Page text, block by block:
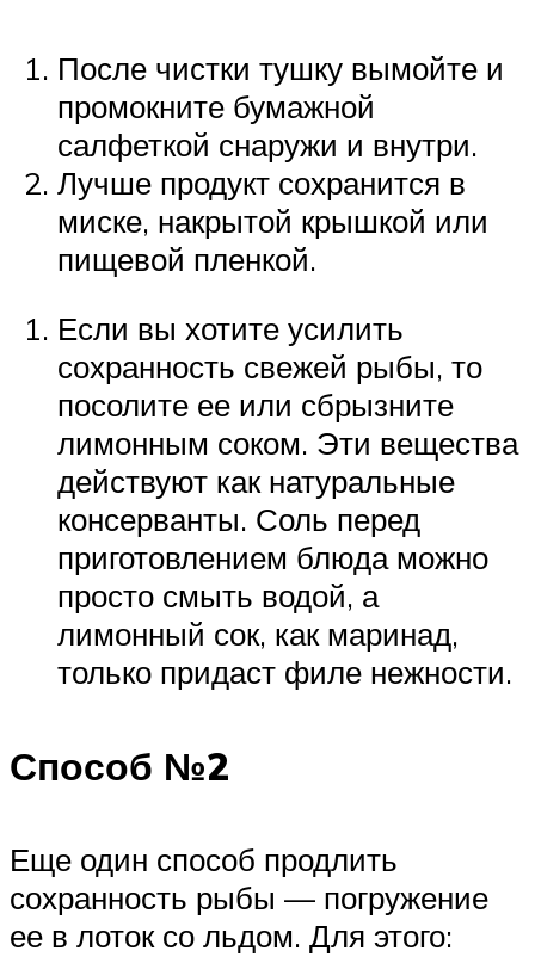
После чистки тушку вымойте и
промокните бумажной
салфеткой снаружи и внутри.
Лучше продукт сохранится в
миске, накрытой крышкой или
пищевой пленкой.
Если вы хотите усилить
сохранность свежей рыбы, то
посолите ее или сбрызните
лимонным соком. Эти вещества
действуют как натуральные
консерванты. Соль перед
приготовлением блюда можно
просто смыть водой, а
лимонный сок, как маринад,
только придаст филе нежности.
Способ №2
Еще один способ продлить
сохранность рыбы — погружение
ее в лоток со льдом. Для этого: